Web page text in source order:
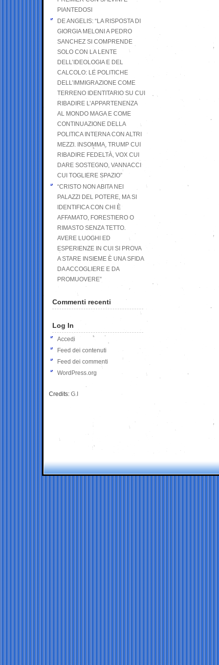
PIANTEDOSI
DE ANGELIS: “LA RISPOSTA DI
GIORGIA MELONI A PEDRO
SANCHEZ SI COMPRENDE
SOLO CON LA LENTE
DELL’IDEOLOGIA E DEL
CALCOLO: LE POLITICHE
DELL’IMMIGRAZIONE COME
TERRENO IDENTITARIO SU CUI
RIBADIRE L’APPARTENENZA
AL MONDO MAGA E COME
CONTINUAZIONE DELLA
POLITICA INTERNA CON ALTRI
MEZZI. INSOMMA, TRUMP CUI
RIBADIRE FEDELTÀ, VOX CUI
DARE SOSTEGNO, VANNACCI
CUI TOGLIERE SPAZIO”
“CRISTO NON ABITA NEI
PALAZZI DEL POTERE, MA SI
IDENTIFICA CON CHI È
AFFAMATO, FORESTIERO O
RIMASTO SENZA TETTO.
AVERE LUOGHI ED
ESPERIENZE IN CUI SI PROVA
A STARE INSIEME È UNA SFIDA
DA ACCOGLIERE E DA
PROMUOVERE”
Commenti recenti
Log In
Accedi
Feed dei contenuti
Feed dei commenti
WordPress.org
Credits: G.I